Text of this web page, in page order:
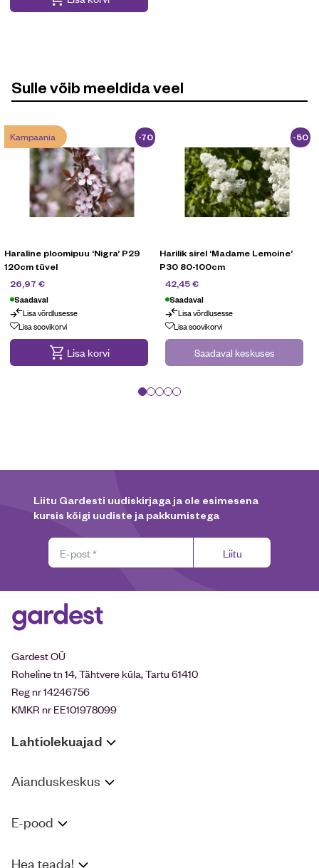
Sulle võib meeldida veel
Kampaania
-70
%
Haraline ploomipuu ‘Nigra’ P29
120cm tüvel
26,97 €
Saadaval
Kampaania
Lisa võrdlusesse
Lisa soovikorvi
Lisa korvi
-50
%
Harilik sirel ‘Madame Lemoine’
P30 80-100cm
42,45€
Saadaval
Lisa võrdlusesse
Lisa soovikorvi
Saadaval keskuses
Liitu Gardesti uudiskirjaga ja ole esimesena
kursis kõigi uudiste ja pakkumistega
Liitu
Gardest OÜ
Roheline tn 14, Tähtvere küla, Tartu 61410
Reg nr 14246756
KMKR nr EE101978099
Lahtiolekuajad
Aianduskeskus
E-pood
Hea teada!